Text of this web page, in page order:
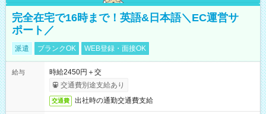
完全在宅で16時まで！英語&日本語＼EC運営サ
ポート／
派遣 ブランクOK WEB登録・面接OK
給与
時給2450円＋交
交通費別途支給あり
交通費 出社時の通勤交通費支給